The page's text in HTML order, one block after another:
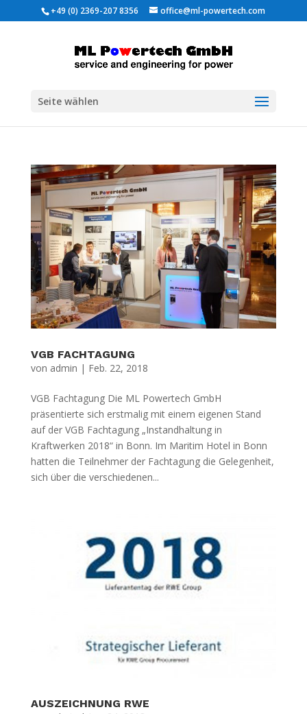
+49 (0) 2369-207 8356 office@ml-powertech.com
Seite wählen
VGB FACHTAGUNG
von admin | Feb. 22, 2018
VGB Fachtagung Die ML Powertech GmbH
präsentierte sich erstmalig mit einem eigenen Stand
auf der VGB Fachtagung „Instandhaltung in
Kraftwerken 2018“ in Bonn. Im Maritim Hotel in Bonn
hatten die Teilnehmer der Fachtagung die Gelegenheit,
sich über die verschiedenen...
AUSZEICHNUNG RWE